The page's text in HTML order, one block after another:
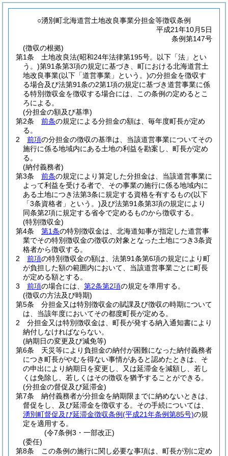
○湧別町北海道営土地改良事業分担金等徴収条例
平成21年10月5日
条例第147号
(徴収の根拠)
第1条
土地改良法(昭和24年法律第195号。以下「法」とい
う。)第91条第3項の規定に基づき、町における北海道営土
地改良事業(以下「道営事業」という。)の分担金を徴収す
る場合及び法第91条の2第1項の規定に基づき道営事業に係
る特別徴収金を徴収する場合には、この条例の定めるとこ
ろによる。
(分担金の額及び基準)
第2条
前条の規定による分担金の額は、毎年度町長が定め
る。
2
前項の分担金の徴収の基準は、当該道営事業についてその
施行に係る地域内にある土地の利益を勘案し、町長が定め
る。
(納付義務者)
第3条
前条の規定により算定した分担金は、当該道営事業に
よって利益を受ける者で、その事業の施行に係る地域内に
ある土地につき法第3条に規定する資格を有するもの(以下
「3条資格者」という。)及び法第91条第3項の規定により
同条第2項に規定する省令で定めるものから徴収する。
(特別徴収金)
第4条
第1条の特別徴収金は、北海道知事が指定した道営事
業でその特別徴収金の徴収の対象となった土地につき3条資
格者から徴収する。
2
前項の特別徴収金の額は、法第91条第6項の規定により町
が負担した額の範囲内において、当該道営事業ごとに町長
が定める額とする。
3
前項の場合には、 第2条第2項の規定を準用する。
(徴収の方法及び時期)
第5条
分担金又は特別徴収金の賦課及び徴収の時期について
は、当該年度においてその都度町長が定める。
2
分担金又は特別徴収金は、町長が発する納入通知書により
納付しなければならない。
(納期日の変更及び減免等)
第6条
天災等により負担金の納付が困難になった納付義務者
につき町長がやむを得ない事情があると認めたときは、そ
の申出により納期日を変更し、又は延滞金を減額し、若し
くは免除し、若しくはその徴収を猶予することができる。
(分担金の督促及び延滞金)
第7条
納付義務者が分担金を納期限までに納めないときは、
督促をし、及び延滞金を徴収する。 その手続については、
湧別町督促及び延滞金徴収条例(平成21年条例第85号)の規
定を適用する。
(令7条例3・一部改正)
(委任)
第8条
この条例の施行に関し必要な事項は、町長が別に定め